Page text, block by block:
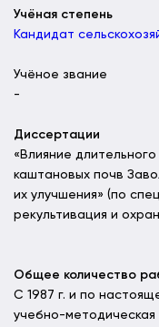
Учёная степень
Кандидат
Учёное звание
-
Диссертации
«Влияние
каштановых почв
их улучшения» (по
рекультивация и
Общее количество
С 1987 г. и по
учебно-методическая